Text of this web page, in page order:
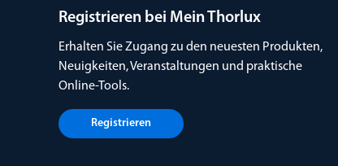
Registrieren bei Mein Thorlux
Erhalten Sie Zugang zu den neuesten Produkten,
Neuigkeiten, Veranstaltungen und praktische
Online-Tools.
Registrieren